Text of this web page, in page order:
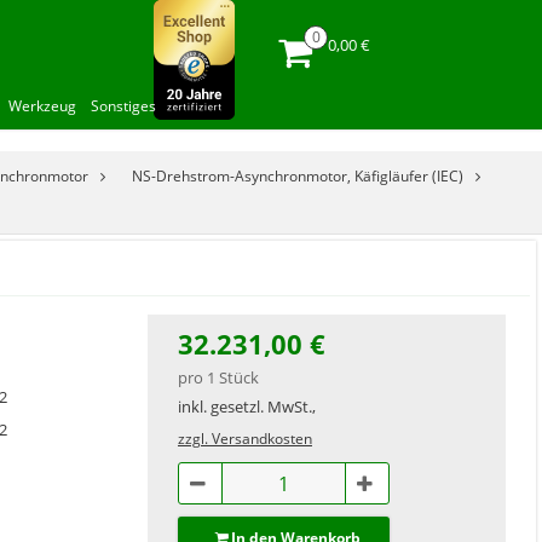
0,00 €
Werkzeug Sonstiges
NS-Drehstrom-Asynchronmotor, Käfigläufer (IEC)
32.231,00 €
pro 1 Stück
inkl. gesetzl. MwSt.,
zzgl. Versandkosten
In den Warenkorb